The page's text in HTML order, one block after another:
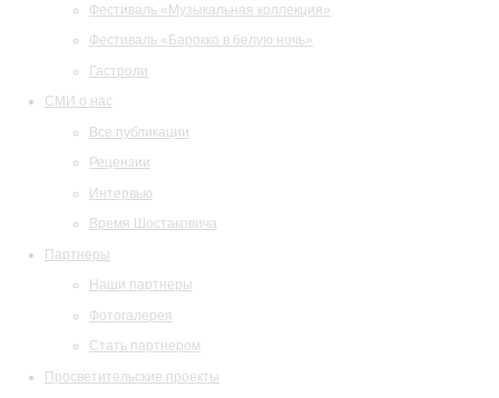
Фестиваль «Музыкальная коллекция»
Фестиваль «Барокко в белую ночь»
Гастроли
СМИ о нас
Все публикации
Рецензии
Интервью
Время Шостаковича
Партнеры
Наши партнеры
Фотогалерея
Стать партнером
Просветительские проекты